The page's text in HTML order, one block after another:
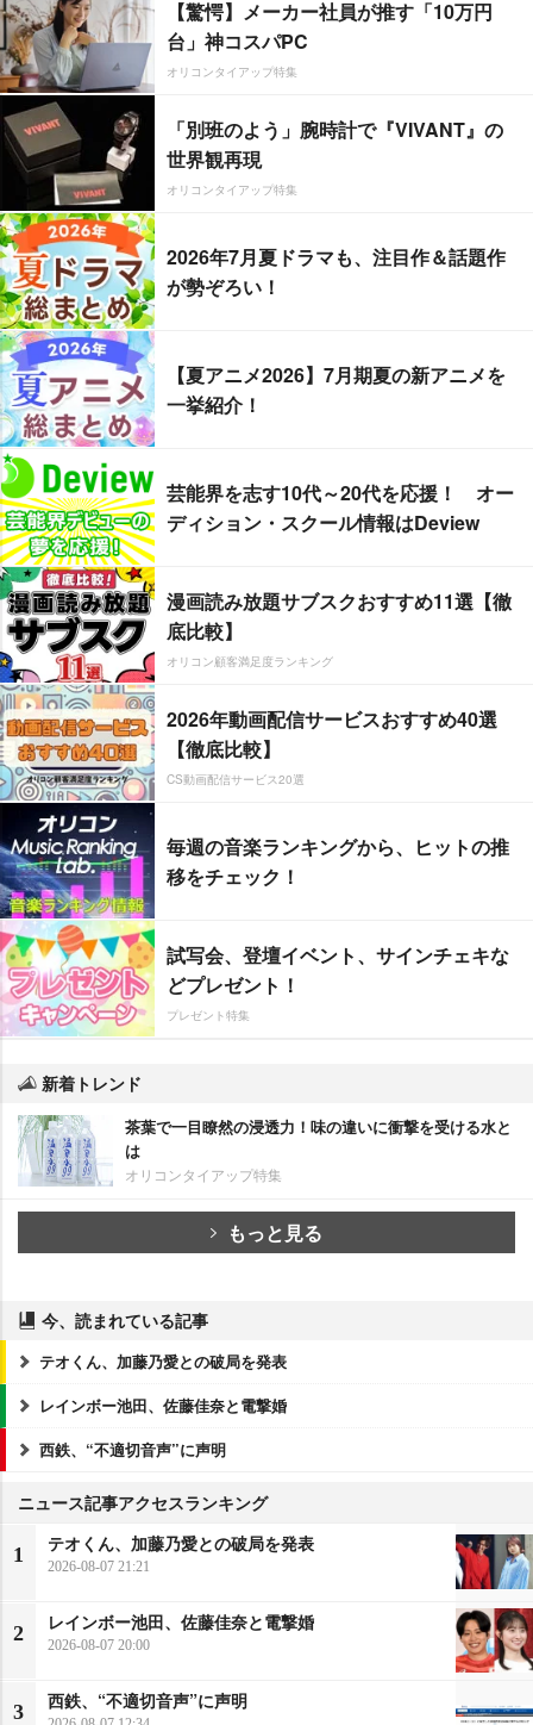
【驚愕】メーカー社員が推す「10万円
台」神コスパPC
オリコンタイアップ特集
「別班のよう」腕時計で『VIVANT』の
世界観再現
オリコンタイアップ特集
2026年7月夏ドラマも、注目作＆話題作
が勢ぞろい！
【夏アニメ2026】7月期夏の新アニメを
一挙紹介！
芸能界を志す10代～20代を応援！ オー
ディション・スクール情報はDeview
漫画読み放題サブスクおすすめ11選【徹
底比較】
オリコン顧客満足度ランキング
2026年動画配信サービスおすすめ40選
【徹底比較】
CS動画配信サービス20選
毎週の音楽ランキングから、ヒットの推
移をチェック！
試写会、登壇イベント、サインチェキな
どプレゼント！
プレゼント特集
新着トレンド
茶葉で一目瞭然の浸透力！味の違いに衝撃を受ける水と
は
オリコンタイアップ特集
もっと見る
今、読まれている記事
テオくん、加藤乃愛との破局を発表
レインボー池田、佐藤佳奈と電撃婚
西鉄、“不適切音声”に声明
ニュース記事アクセスランキング
1
テオくん、加藤乃愛との破局を発表
2026-08-07 21:21
2
レインボー池田、佐藤佳奈と電撃婚
2026-08-07 20:00
3
西鉄、“不適切音声”に声明